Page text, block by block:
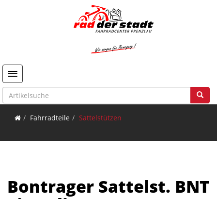
Toggle navigation
Fahrradteile Sattelstützen
Bontrager Sattelst. BNT